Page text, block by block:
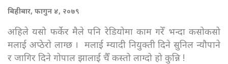
बिहीबार, फागुन ४, २०७९
अहिले यसो फर्केर मैले पनि रेडियोमा काम गरेँ भन्दा कसोकसो
मलाई अप्ठेराे लाग्छ । मलाई म्यादी नियुक्ती दिने सुनिल न्यौपाने
र जागिर दिने गोपाल झालाई चैँ कस्तो लाग्दो हो कुन्नि !